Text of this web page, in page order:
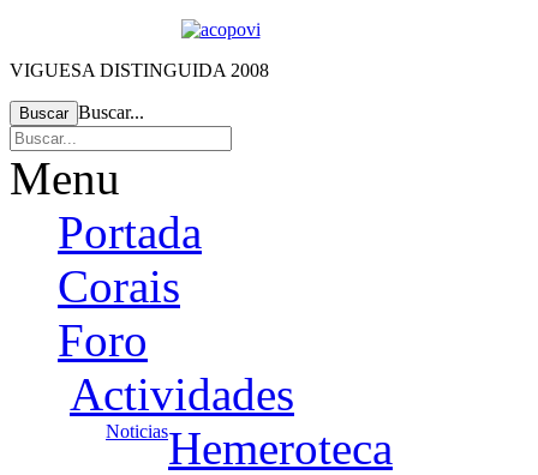
VIGUESA DISTINGUIDA 2008
Buscar Buscar...
Menu
Portada
Corais
Foro
Actividades
NoticiasHemeroteca